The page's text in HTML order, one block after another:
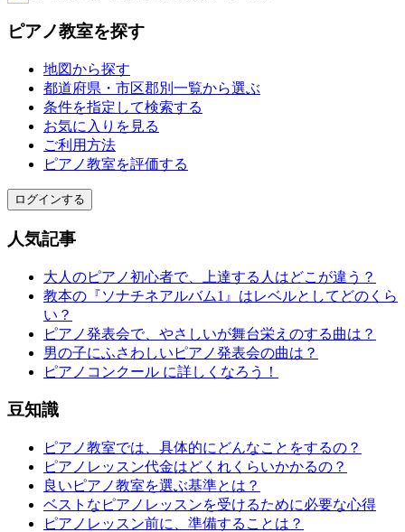
ピアノ教室を探す
地図から探す
都道府県・市区郡別一覧から選ぶ
条件を指定して検索する
お気に入りを見る
ご利用方法
ピアノ教室を評価する
ログインする
人気記事
大人のピアノ初心者で、上達する人はどこが違う？
教本の『ソナチネアルバム1』はレベルとしてどのくら
い？
ピアノ発表会で、やさしいが舞台栄えのする曲は？
男の子にふさわしいピアノ発表会の曲は？
ピアノコンクール に詳しくなろう！
豆知識
ピアノ教室では、具体的にどんなことをするの？
ピアノレッスン代金はどくれくらいかかるの？
良いピアノ教室を選ぶ基準とは？
ベストなピアノレッスンを受けるために必要な心得
ピアノレッスン前に、準備することは？